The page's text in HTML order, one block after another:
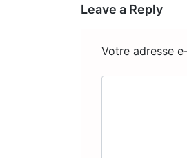
Leave a Reply
Votre adresse